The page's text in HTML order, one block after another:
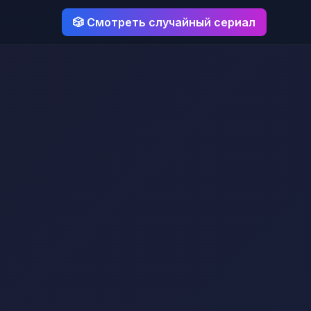
🎲 Смотреть случайный сериал